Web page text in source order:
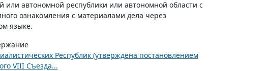
или автономной республики или автономной области с
ознакомления с материалами дела через
языке.
Республик (утверждена постановлением
VIII Съезда...